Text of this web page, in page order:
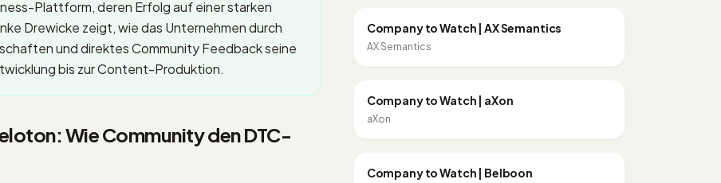
Plattform, deren Erfolg auf einer starken
Drewicke zeigt, wie das Unternehmen durch
und direktes Community Feedback seine
bis zur Content-Produktion.
Wie Community den DTC-
CONTENT MARKETING
Company to Watch | AX Semantics
AX Semantics
10:58
CRM
Company to Watch | aXon
aXon
PERFORMANCE MARKETING
Company to Watch | Belboon